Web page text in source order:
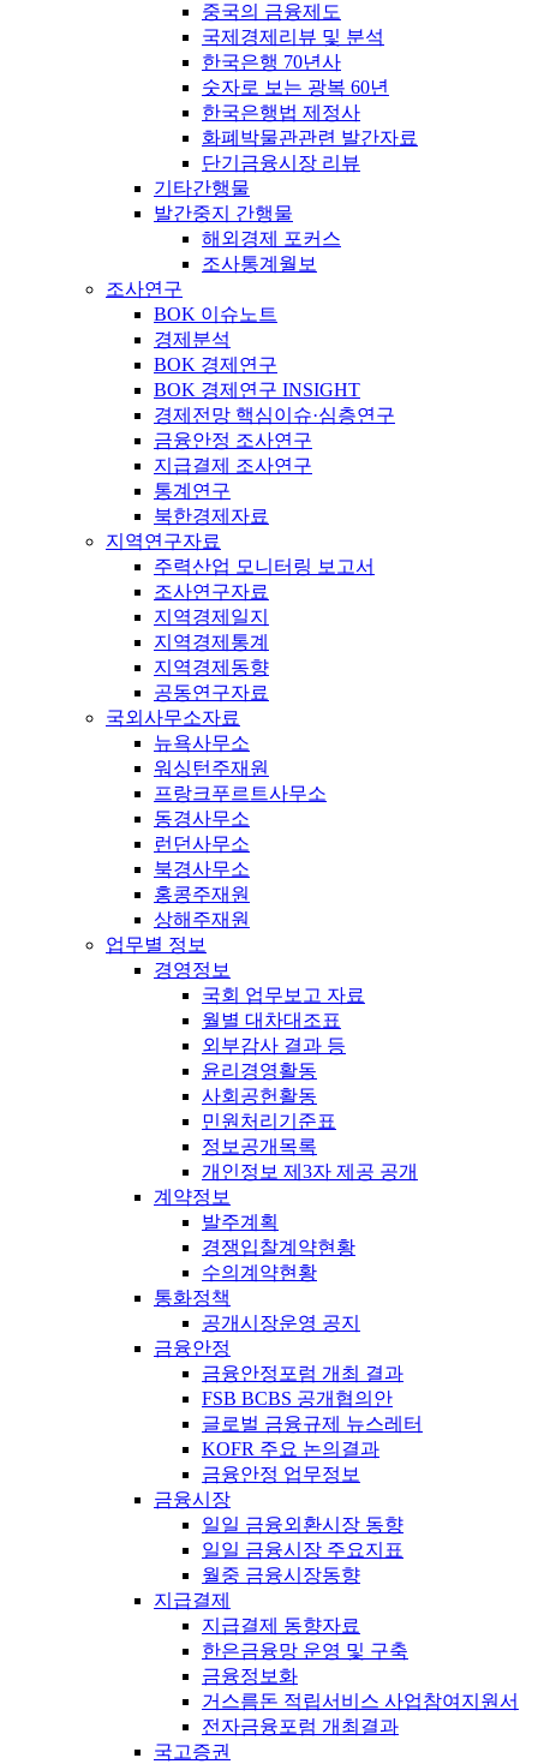
중국의 금융제도
국제경제리뷰 및 분석
한국은행 70년사
숫자로 보는 광복 60년
한국은행법 제정사
화폐박물관관련 발간자료
단기금융시장 리뷰
기타간행물
발간중지 간행물
해외경제 포커스
조사통계월보
조사연구
BOK 이슈노트
경제분석
BOK 경제연구
BOK 경제연구 INSIGHT
경제전망 핵심이슈·심층연구
금융안정 조사연구
지급결제 조사연구
통계연구
북한경제자료
지역연구자료
주력산업 모니터링 보고서
조사연구자료
지역경제일지
지역경제통계
지역경제동향
공동연구자료
국외사무소자료
뉴욕사무소
워싱턴주재원
프랑크푸르트사무소
동경사무소
런던사무소
북경사무소
홍콩주재원
상해주재원
업무별 정보
경영정보
국회 업무보고 자료
월별 대차대조표
외부감사 결과 등
윤리경영활동
사회공헌활동
민원처리기준표
정보공개목록
개인정보 제3자 제공 공개
계약정보
발주계획
경쟁입찰계약현황
수의계약현황
통화정책
공개시장운영 공지
금융안정
금융안정포럼 개최 결과
FSB BCBS 공개협의안
글로벌 금융규제 뉴스레터
KOFR 주요 논의결과
금융안정 업무정보
금융시장
일일 금융외환시장 동향
일일 금융시장 주요지표
월중 금융시장동향
지급결제
지급결제 동향자료
한은금융망 운영 및 구축
금융정보화
거스름돈 적립서비스 사업참여지원서
전자금융포럼 개최결과
국고증권